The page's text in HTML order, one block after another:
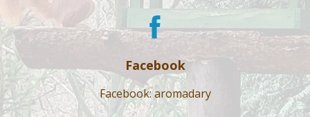
Facebook
Facebook: aromadary